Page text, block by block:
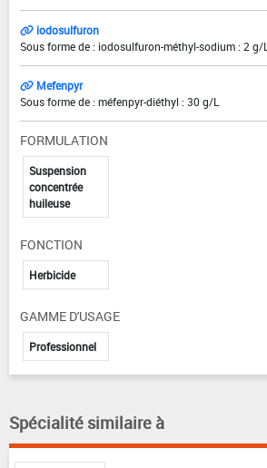
iodosulfuron
Sous forme de : iodosulfuron-méthyl-sodium : 2 g/L
Mefenpyr
Sous forme de : méfenpyr-diéthyl : 30 g/L
FORMULATION
Suspension
concentrée
huileuse
FONCTION
Herbicide
GAMME D'USAGE
Professionnel
Spécialité similaire à